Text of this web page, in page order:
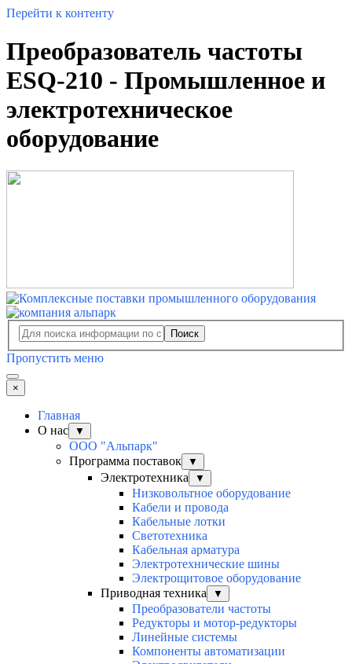
Перейти к контенту
Преобразователь частоты
ESQ-210 - Промышленное и
электротехническое
оборудование
Поиск
Пропустить меню
×
Главная
О нас
▼
ООО "Альпарк"
Программа поставок
▼
Электротехника ▼
Низковольтное оборудование
Кабели и провода
Кабельные лотки
Светотехника
Кабельная арматура
Электротехнические шины
Электрощитовое оборудование
Приводная техника
▼
Преобразователи частоты
Редукторы и мотор-редукторы
Линейные системы
Компоненты автоматизации